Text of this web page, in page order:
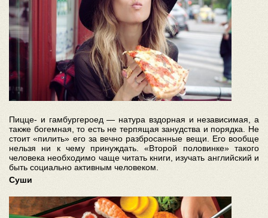
Пицце- и гамбургероед — натура вздорная и независимая, а
также богемная, то есть не терпящая занудства и порядка. Не
стоит «пилить» его за вечно разбросанные вещи. Его вообще
нельзя ни к чему принуждать. «Второй половинке» такого
человека необходимо чаще читать книги, изучать английский и
быть социально активным человеком.
Суши